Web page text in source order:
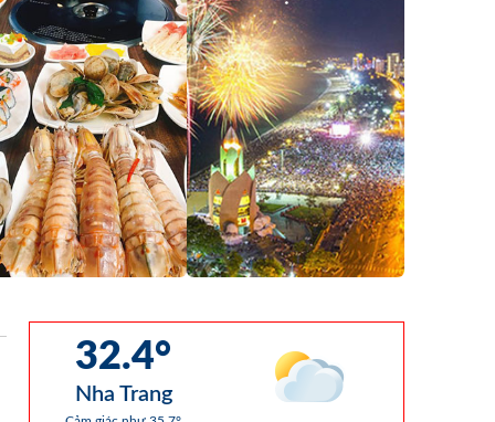
QUYẾT ĐỊNH 939/QĐ-VNT Về Việc
Công Khai Thực Hiện Dự Toán Thu –
Chi Ngân Sách 6 Tháng Đầu Năm 2026
QUYẾT ĐỊNH 938/QĐ-VNT Về Việc
Điều Chỉnh Phụ Lục Ban Hành Kèm
Theo Quyết Định Số 479/QĐ-VNT
Ngày 07/04/2026
QUYẾT ĐỊNH 903/QĐ-VNT Vê Việc
Công Khai Thực Hiện Dự Toán Thu –
Chi Ngân Sách Quý 2 Năm 2026
Dự Thảo Quyết Định Quy Định Cụ Thể
Các Yếu Tố Để Ước Tính Tổng Doanh
Thu Phát Triển, Ước Tính Tổng Chi Phí
Phát Triển Của Thửa Đất, Khu Đất Khi
Xác Định Giá Đất Theo Phương Pháp